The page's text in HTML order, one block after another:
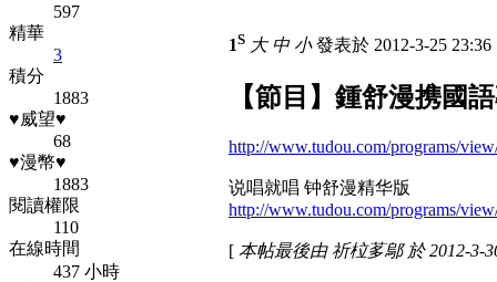
597
精華
3
積分
1883
♥威望♥
68
♥漫幣♥
1883
閱讀權限
110
在線時間
437 小時
1S 大 中 小發表於 2012-3-25
【節目】鍾舒漫携國
http://www.tudou.com/programs/
说唱就唱 钟舒漫精华版
http://www.tudou.com/programs/
[ 本帖最後由 祈柆茤鄔 於 2012-3-